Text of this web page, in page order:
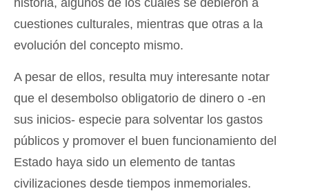
cuestiones culturales, mientras que otras a la
evolución del concepto mismo.
A pesar de ellos, resulta muy interesante notar
que el desembolso obligatorio de dinero o -en
sus inicios- especie para solventar los gastos
públicos y promover el buen funcionamiento del
Estado haya sido un elemento de tantas
civilizaciones desde tiempos inmemoriales.